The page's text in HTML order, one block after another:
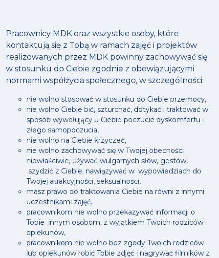
Pracownicy MDK oraz wszystkie osoby, które
kontaktują się z Tobą w ramach zajęć i projektów
realizowanych przez MDK powinny zachowywać się
w stosunku do Ciebie zgodnie z obowiązującymi
normami współżycia społecznego, w szczególności:
nie wolno stosować w stosunku do Ciebie przemocy,
nie wolno Ciebie bić, szturchać, dotykać i traktować w
sposób wywołujący u Ciebie poczucie dyskomfortu i
złego samopoczucia,
nie wolno na Ciebie krzyczeć,
nie wolno zachowywać się w Twojej obecności
niewłaściwie, używać wulgarnych słów, gestów,
szydzić z Ciebie, nawiązywać w wypowiedziach do
Twojej atrakcyjności, seksualności,
masz prawo do traktowania Ciebie na równi z innymi
uczestnikami zajęć.
pracownikom nie wolno przekazywać informacji o
Tobie innym osobom, z wyjątkiem Twoich rodziców i
opiekunów,
pracownikom nie wolno bez zgody Twoich rodziców
lub opiekunów robić Tobie zdjęć i nagrywać filmików z